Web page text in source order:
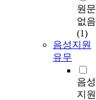
원문
없음
(1)
음성지원
유무
음성
지원